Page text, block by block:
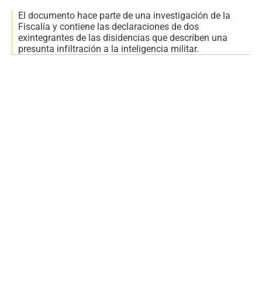
El documento hace parte de una investigación de la
Fiscalía y contiene las declaraciones de dos
exintegrantes de las disidencias que describen una
presunta infiltración a la inteligencia militar.